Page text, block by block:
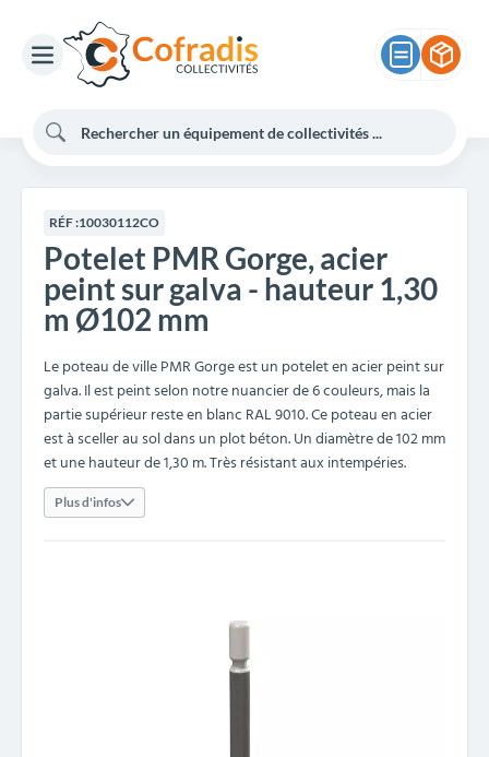
RÉF :10030112CO
Potelet PMR Gorge, acier
peint sur galva - hauteur 1,30
m Ø102 mm
Le poteau de ville PMR Gorge est un potelet en acier peint sur
galva. Il est peint selon notre nuancier de 6 couleurs, mais la
partie supérieur reste en blanc RAL 9010. Ce poteau en acier
est à sceller au sol dans un plot béton. Un diamètre de 102 mm
et une hauteur de 1,30 m. Très résistant aux intempéries.
Plus d'infos